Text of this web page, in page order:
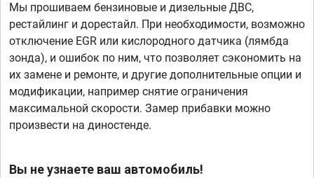
Мы прошиваем бензиновые и дизельные ДВС,
рестайлинг и дорестайл. При необходимости, возможно
отключение EGR или кислородного датчика (лямбда
зонда), и ошибок по ним, что позволяет сэкономить на
их замене и ремонте, и другие дополнительные опции и
модификации, например снятие ограничения
максимальной скорости. Замер прибавки можно
произвести на диностенде.
Вы не узнаете ваш автомобиль!